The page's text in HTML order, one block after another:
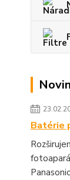
Batérie
Panasonic